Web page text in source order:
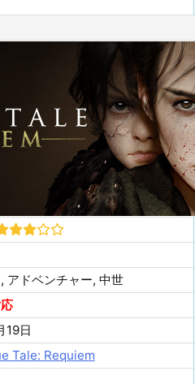
アドベンチャー, 中世
19日
Tale: Requiem